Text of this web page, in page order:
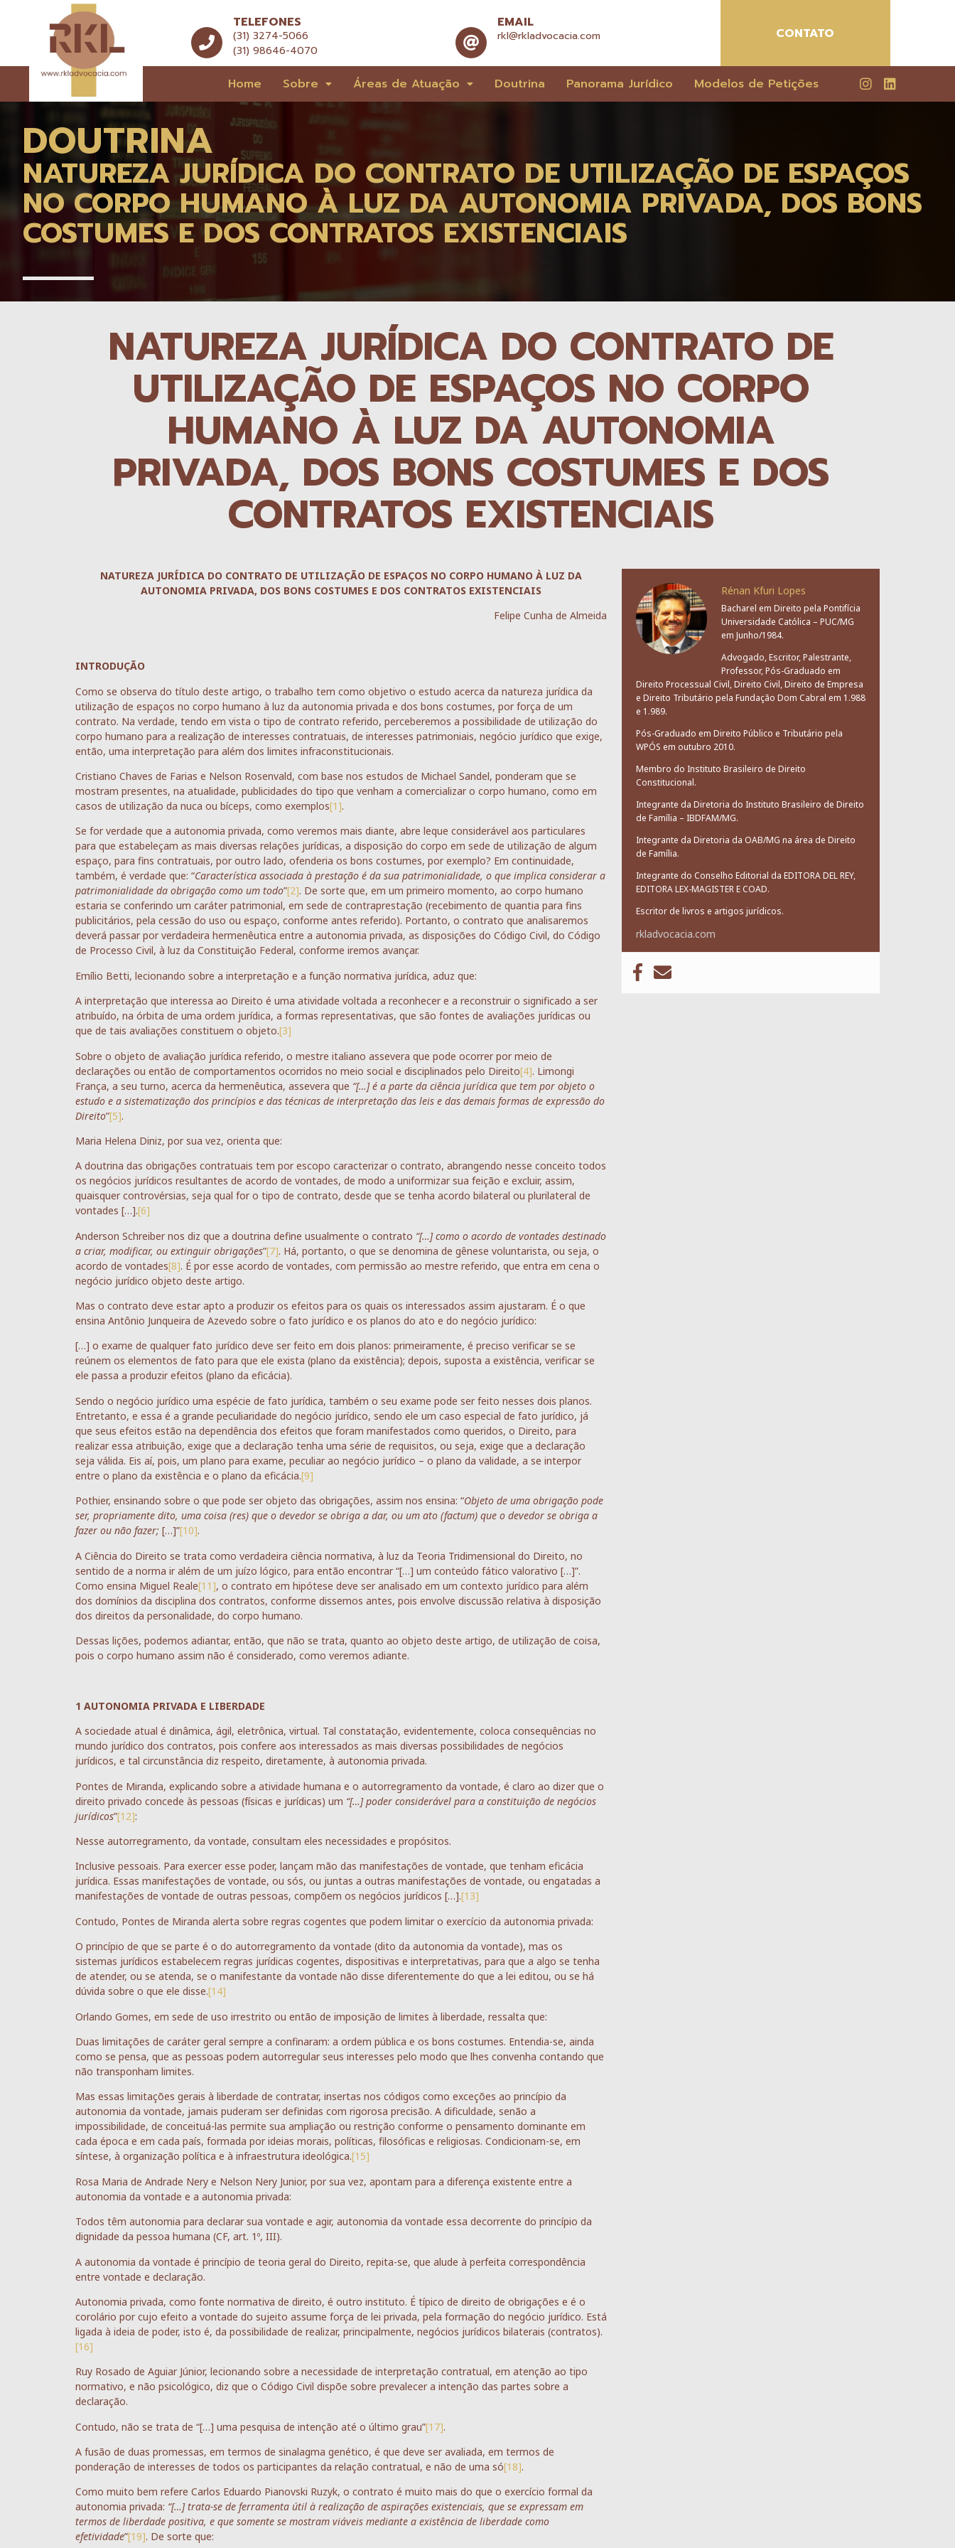
TELEFONES
(31) 3274-5066
(31) 98646-4070
EMAIL
rkl@rkladvocacia.com CONTATO
Home Sobre Áreas de Atuação Doutrina Panorama Jurídico Modelos de Petições
DOUTRINA
NATUREZA JURÍDICA DO CONTRATO DE UTILIZAÇÃO DE ESPAÇOS
NO CORPO HUMANO À LUZ DA AUTONOMIA PRIVADA, DOS BONS
COSTUMES E DOS CONTRATOS EXISTENCIAIS
NATUREZA JURÍDICA DO CONTRATO DE
UTILIZAÇÃO DE ESPAÇOS NO CORPO
HUMANO À LUZ DA AUTONOMIA
PRIVADA, DOS BONS COSTUMES E DOS
CONTRATOS EXISTENCIAIS
NATUREZA JURÍDICA DO CONTRATO DE UTILIZAÇÃO DE ESPAÇOS NO CORPO HUMANO À LUZ DA
AUTONOMIA PRIVADA, DOS BONS COSTUMES E DOS CONTRATOS EXISTENCIAIS
Felipe Cunha de Almeida
INTRODUÇÃO
Como se observa do título deste artigo, o trabalho tem como objetivo o estudo acerca da natureza jurídica da
utilização de espaços no corpo humano à luz da autonomia privada e dos bons costumes, por força de um
contrato. Na verdade, tendo em vista o tipo de contrato referido, perceberemos a possibilidade de utilização do
corpo humano para a realização de interesses contratuais, de interesses patrimoniais, negócio jurídico que exige,
então, uma interpretação para além dos limites infraconstitucionais.
Cristiano Chaves de Farias e Nelson Rosenvald, com base nos estudos de Michael Sandel, ponderam que se
mostram presentes, na atualidade, publicidades do tipo que venham a comercializar o corpo humano, como em
casos de utilização da nuca ou bíceps, como exemplos[1].
Se for verdade que a autonomia privada, como veremos mais diante, abre leque considerável aos particulares
para que estabeleçam as mais diversas relações jurídicas, a disposição do corpo em sede de utilização de algum
espaço, para fins contratuais, por outro lado, ofenderia os bons costumes, por exemplo? Em continuidade,
também, é verdade que: “Característica associada à prestação é da sua patrimonialidade, o que implica considerar a
patrimonialidade da obrigação como um todo”[2]. De sorte que, em um primeiro momento, ao corpo humano
estaria se conferindo um caráter patrimonial, em sede de contraprestação (recebimento de quantia para fins
publicitários, pela cessão do uso ou espaço, conforme antes referido). Portanto, o contrato que analisaremos
deverá passar por verdadeira hermenêutica entre a autonomia privada, as disposições do Código Civil, do Código
de Processo Civil, à luz da Constituição Federal, conforme iremos avançar.
Emílio Betti, lecionando sobre a interpretação e a função normativa jurídica, aduz que:
A interpretação que interessa ao Direito é uma atividade voltada a reconhecer e a reconstruir o significado a ser
atribuído, na órbita de uma ordem jurídica, a formas representativas, que são fontes de avaliações jurídicas ou
que de tais avaliações constituem o objeto.[3]
Sobre o objeto de avaliação jurídica referido, o mestre italiano assevera que pode ocorrer por meio de
declarações ou então de comportamentos ocorridos no meio social e disciplinados pelo Direito[4]. Limongi
França, a seu turno, acerca da hermenêutica, assevera que “[…] é a parte da ciência jurídica que tem por objeto o
estudo e a sistematização dos princípios e das técnicas de interpretação das leis e das demais formas de expressão do
Direito”[5].
Maria Helena Diniz, por sua vez, orienta que:
A doutrina das obrigações contratuais tem por escopo caracterizar o contrato, abrangendo nesse conceito todos
os negócios jurídicos resultantes de acordo de vontades, de modo a uniformizar sua feição e excluir, assim,
quaisquer controvérsias, seja qual for o tipo de contrato, desde que se tenha acordo bilateral ou plurilateral de
vontades […].[6]
Anderson Schreiber nos diz que a doutrina define usualmente o contrato “[…] como o acordo de vontades destinado
a criar, modificar, ou extinguir obrigações”[7]. Há, portanto, o que se denomina de gênese voluntarista, ou seja, o
acordo de vontades[8]. É por esse acordo de vontades, com permissão ao mestre referido, que entra em cena o
negócio jurídico objeto deste artigo.
Mas o contrato deve estar apto a produzir os efeitos para os quais os interessados assim ajustaram. É o que
ensina Antônio Junqueira de Azevedo sobre o fato jurídico e os planos do ato e do negócio jurídico:
[…] o exame de qualquer fato jurídico deve ser feito em dois planos: primeiramente, é preciso verificar se se
reúnem os elementos de fato para que ele exista (plano da existência); depois, suposta a existência, verificar se
ele passa a produzir efeitos (plano da eficácia).
Sendo o negócio jurídico uma espécie de fato jurídica, também o seu exame pode ser feito nesses dois planos.
Entretanto, e essa é a grande peculiaridade do negócio jurídico, sendo ele um caso especial de fato jurídico, já
que seus efeitos estão na dependência dos efeitos que foram manifestados como queridos, o Direito, para
realizar essa atribuição, exige que a declaração tenha uma série de requisitos, ou seja, exige que a declaração
seja válida. Eis aí, pois, um plano para exame, peculiar ao negócio jurídico – o plano da validade, a se interpor
entre o plano da existência e o plano da eficácia.[9]
Pothier, ensinando sobre o que pode ser objeto das obrigações, assim nos ensina: “Objeto de uma obrigação pode
ser, propriamente dito, uma coisa (res) que o devedor se obriga a dar, ou um ato (factum) que o devedor se obriga a
fazer ou não fazer; […]”[10].
A Ciência do Direito se trata como verdadeira ciência normativa, à luz da Teoria Tridimensional do Direito, no
sentido de a norma ir além de um juízo lógico, para então encontrar “[…] um conteúdo fático valorativo […]”.
Como ensina Miguel Reale[11], o contrato em hipótese deve ser analisado em um contexto jurídico para além
dos domínios da disciplina dos contratos, conforme dissemos antes, pois envolve discussão relativa à disposição
dos direitos da personalidade, do corpo humano.
Dessas lições, podemos adiantar, então, que não se trata, quanto ao objeto deste artigo, de utilização de coisa,
pois o corpo humano assim não é considerado, como veremos adiante.
1 AUTONOMIA PRIVADA E LIBERDADE
A sociedade atual é dinâmica, ágil, eletrônica, virtual. Tal constatação, evidentemente, coloca consequências no
mundo jurídico dos contratos, pois confere aos interessados as mais diversas possibilidades de negócios
jurídicos, e tal circunstância diz respeito, diretamente, à autonomia privada.
Pontes de Miranda, explicando sobre a atividade humana e o autorregramento da vontade, é claro ao dizer que o
direito privado concede às pessoas (físicas e jurídicas) um “[…] poder considerável para a constituição de negócios
jurídicos”[12]:
Nesse autorregramento, da vontade, consultam eles necessidades e propósitos.
Inclusive pessoais. Para exercer esse poder, lançam mão das manifestações de vontade, que tenham eficácia
jurídica. Essas manifestações de vontade, ou sós, ou juntas a outras manifestações de vontade, ou engatadas a
manifestações de vontade de outras pessoas, compõem os negócios jurídicos […].[13]
Contudo, Pontes de Miranda alerta sobre regras cogentes que podem limitar o exercício da autonomia privada:
O princípio de que se parte é o do autorregramento da vontade (dito da autonomia da vontade), mas os
sistemas jurídicos estabelecem regras jurídicas cogentes, dispositivas e interpretativas, para que a algo se tenha
de atender, ou se atenda, se o manifestante da vontade não disse diferentemente do que a lei editou, ou se há
dúvida sobre o que ele disse.[14]
Orlando Gomes, em sede de uso irrestrito ou então de imposição de limites à liberdade, ressalta que:
Duas limitações de caráter geral sempre a confinaram: a ordem pública e os bons costumes. Entendia-se, ainda
como se pensa, que as pessoas podem autorregular seus interesses pelo modo que lhes convenha contando que
não transponham limites.
Mas essas limitações gerais à liberdade de contratar, insertas nos códigos como exceções ao princípio da
autonomia da vontade, jamais puderam ser definidas com rigorosa precisão. A dificuldade, senão a
impossibilidade, de conceituá-las permite sua ampliação ou restrição conforme o pensamento dominante em
cada época e em cada país, formada por ideias morais, políticas, filosóficas e religiosas. Condicionam-se, em
síntese, à organização política e à infraestrutura ideológica.[15]
Rosa Maria de Andrade Nery e Nelson Nery Junior, por sua vez, apontam para a diferença existente entre a
autonomia da vontade e a autonomia privada:
Todos têm autonomia para declarar sua vontade e agir, autonomia da vontade essa decorrente do princípio da
dignidade da pessoa humana (CF, art. 1º, III).
A autonomia da vontade é princípio de teoria geral do Direito, repita-se, que alude à perfeita correspondência
entre vontade e declaração.
Autonomia privada, como fonte normativa de direito, é outro instituto. É típico de direito de obrigações e é o
corolário por cujo efeito a vontade do sujeito assume força de lei privada, pela formação do negócio jurídico. Está
ligada à ideia de poder, isto é, da possibilidade de realizar, principalmente, negócios jurídicos bilaterais (contratos).
[16]
Ruy Rosado de Aguiar Júnior, lecionando sobre a necessidade de interpretação contratual, em atenção ao tipo
normativo, e não psicológico, diz que o Código Civil dispõe sobre prevalecer a intenção das partes sobre a
declaração.
Contudo, não se trata de “[…] uma pesquisa de intenção até o último grau”[17].
A fusão de duas promessas, em termos de sinalagma genético, é que deve ser avaliada, em termos de
ponderação de interesses de todos os participantes da relação contratual, e não de uma só[18].
Como muito bem refere Carlos Eduardo Pianovski Ruzyk, o contrato é muito mais do que o exercício formal da
autonomia privada: “[…] trata-se de ferramenta útil à realização de aspirações existenciais, que se expressam em
termos de liberdade positiva, e que somente se mostram viáveis mediante a existência de liberdade como
efetividade”[19]. De sorte que:
Rénan Kfuri Lopes
Bacharel em Direito pela Pontifícia
Universidade Católica – PUC/MG
em Junho/1984.
Advogado, Escritor, Palestrante,
Professor, Pós-Graduado em
Direito Processual Civil, Direito Civil, Direito de Empresa
e Direito Tributário pela Fundação Dom Cabral em 1.988
e 1.989.
Pós-Graduado em Direito Público e Tributário pela
WPÓS em outubro 2010.
Membro do Instituto Brasileiro de Direito
Constitucional.
Integrante da Diretoria do Instituto Brasileiro de Direito
de Família – IBDFAM/MG.
Integrante da Diretoria da OAB/MG na área de Direito
de Família.
Integrante do Conselho Editorial da EDITORA DEL REY,
EDITORA LEX-MAGISTER E COAD.
Escritor de livros e artigos jurídicos.
rkladvocacia.com